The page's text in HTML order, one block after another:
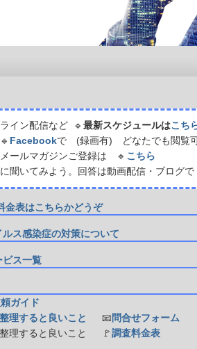
イン配信など 🔹 最新スケジュールはこち
Facebookで (録画有) どなたでも閲覧
ールマガジンご登録は 🔹 こちら
聞いてみよう。回答は動画配信・ブログ
金表はこちらかどうぞ
ス感染症の対策について
ビス一覧
ガイド
理すると良いこと 📧 問合せフォーム
理すると良いこと
🚩 調査料金表